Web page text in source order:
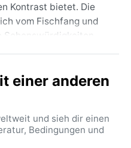
Kontrast bietet. Die
vom Fischfang und
Sehenswürdigkeiten
Pfade. Edd ist ein
Extreme dieser
einem der heißesten
Klassifikation als
einer anderen
und sieh dir einen
Bedingungen und